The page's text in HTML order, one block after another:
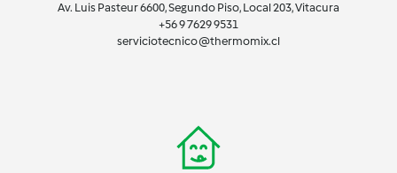
Av. Luis Pasteur 6600, Segundo Piso, Local 203, Vitacura
+56 9 7629 9531
serviciotecnico@thermomix.cl